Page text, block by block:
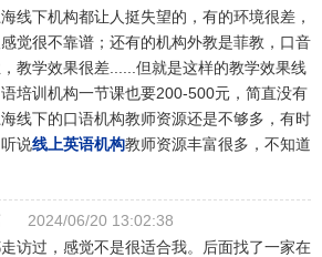
线下机构都让人挺失望的，有的环境很差，
觉很不靠谱；还有的机构外教是菲教，口音
教学效果很差......但就是这样的教学效果线
培训机构一节课也要200-500元，简直没有
线下的口语机构教师资源还是不够多，有时
说线上英语机构教师资源丰富很多，不知道
2024/06/20 13:02:38
走访过，感觉不是很适合我。后面找了一家在